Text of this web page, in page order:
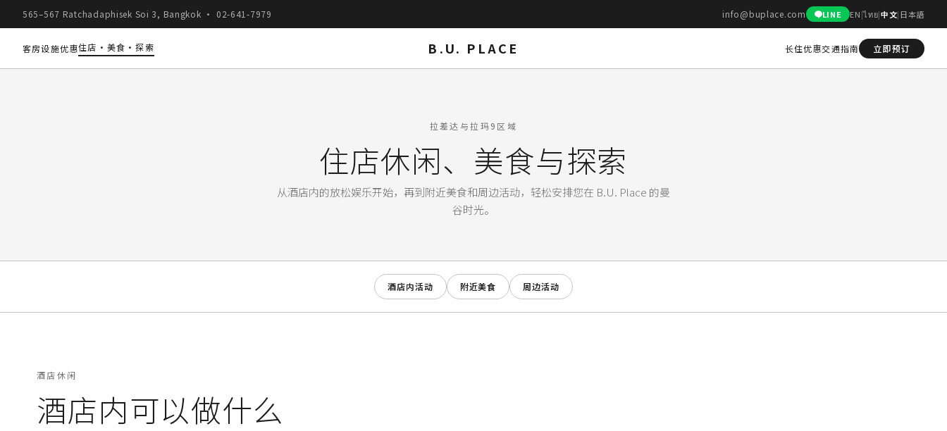
565–567 Ratchadaphisek Soi 3, Bangkok · 02-641-7979 info@buplace.com LINE EN|ไทย|中文|日本語
客房设施优惠住店·美食·探索 B.U. PLACE 长住优惠交通指南 立即预订
拉差达与拉玛9区域
住店休闲、美食与探索
从酒店内的放松娱乐开始，再到附近美食和周边活动，轻松安排您在 B.U. Place 的曼
谷时光。
酒店内活动 附近美食 周边活动
酒店休闲
酒店内可以做什么